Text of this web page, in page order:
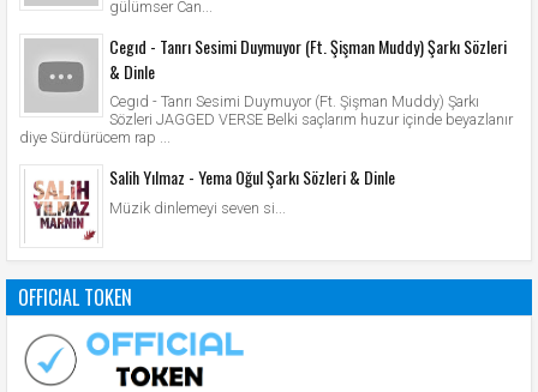
gülümser Can...
Cegıd - Tanrı Sesimi Duymuyor (Ft. Şişman Muddy) Şarkı Sözleri
& Dinle
Cegıd - Tanrı Sesimi Duymuyor (Ft. Şişman Muddy) Şarkı
Sözleri JAGGED VERSE Belki saçlarım huzur içinde beyazlanır
diye Sürdürücem rap ...
Salih Yılmaz - Yema Oğul Şarkı Sözleri & Dinle
Müzik dinlemeyi seven si...
OFFICIAL TOKEN